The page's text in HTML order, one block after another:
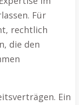
Für
rechtlich
die den
Ein